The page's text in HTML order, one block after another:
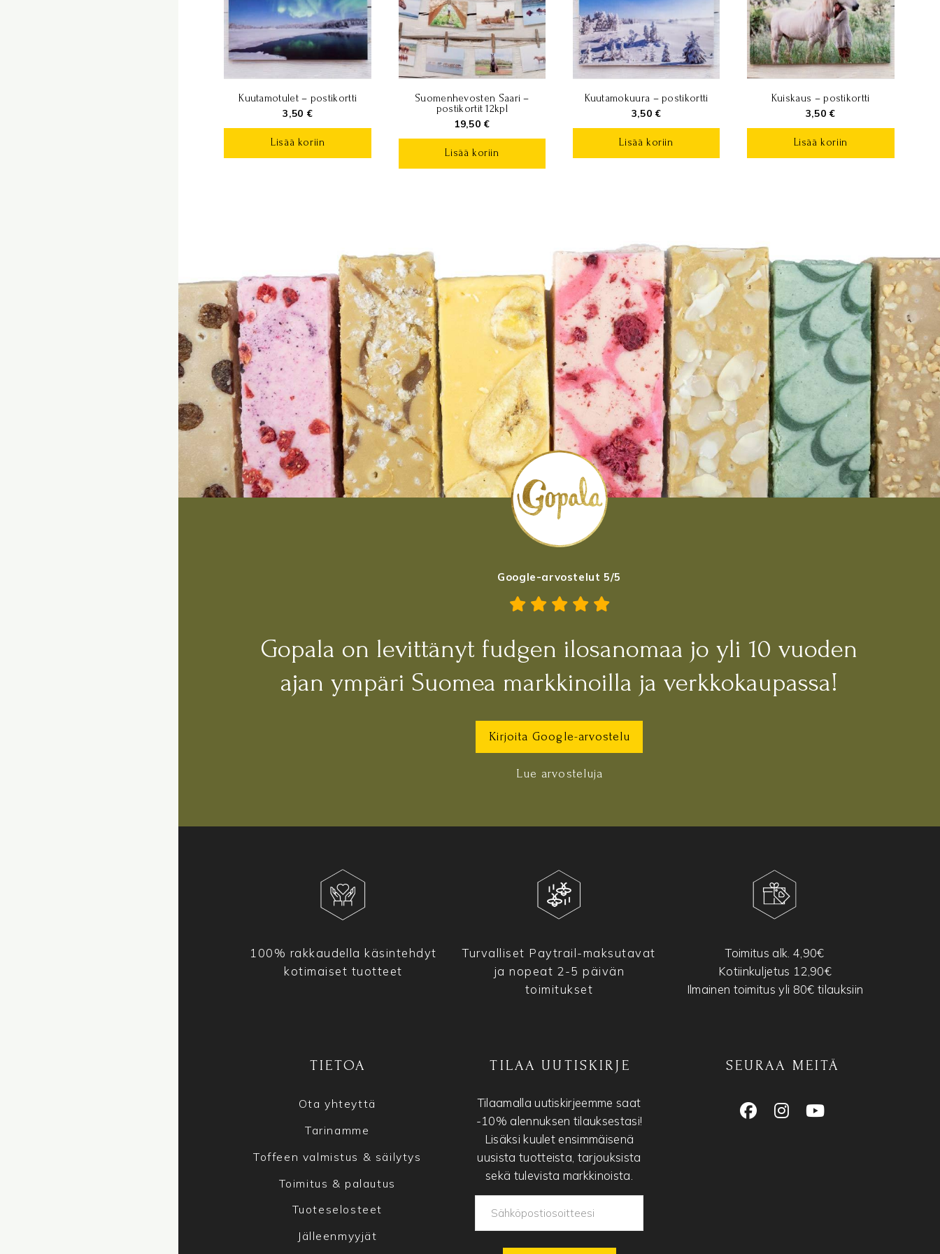
Kuutamotulet – postikortti
3,50 €
Lisää koriin
Suomenhevosten Saari –
postikortit 12kpl
19,50 €
Lisää koriin
Kuutamokuura – postikortti
3,50 €
Lisää koriin
Kuiskaus – postikortti
3,50 €
Lisää koriin
Google-arvostelut 5/5
Gopala on levittänyt fudgen ilosanomaa jo yli 10 vuoden
ajan ympäri Suomea markkinoilla ja verkkokaupassa!
Kirjoita Google-arvostelu
Lue arvosteluja
100% rakkaudella käsintehdyt
kotimaiset tuotteet
Turvalliset Paytrail-maksutavat
ja nopeat 2-5 päivän
toimitukset
Toimitus alk. 4,90€
Kotiinkuljetus 12,90€
Ilmainen toimitus yli 80€ tilauksiin
TIETOA
Ota yhteyttä
Tarinamme
Toffeen valmistus & säilytys
Toimitus & palautus
Tuoteselosteet
Jälleenmyyjät
TILAA UUTISKIRJE
Tilaamalla uutiskirjeemme saat
-10% alennuksen tilauksestasi!
Lisäksi kuulet ensimmäisenä
uusista tuotteista, tarjouksista
sekä tulevista markkinoista.
SEURAA MEITÄ